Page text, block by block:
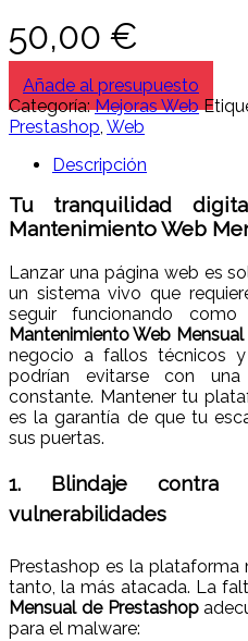
50,00 €
Añade al presupuesto
Categoría:Mejoras Web
Prestashop Web
Descripción
Tu tranquilidad
Mantenimiento Web
Lanzar una página web es
un sistema vivo que
seguir funcionando
Mantenimiento Web
negocio a fallos técnicos
podrían evitarse con
constante. Mantener tu
es la garantía de que tu
sus puertas.
1. Blindaje contra
vulnerabilidades
Prestashop es la
tanto, la más atacada. La
Mensual de Prestashop
para el malware: